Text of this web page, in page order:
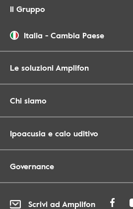
Il Gruppo
Italia - Cambia Paese
Le soluzioni Amplifon
Chi siamo
Ipoacusia e calo uditivo
Governance
Scrivi ad Amplifon